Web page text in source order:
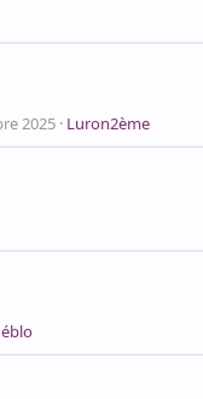
2025 Luron2ème